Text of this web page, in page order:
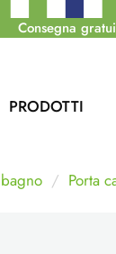
Consegna
PRODOTTI
Porta